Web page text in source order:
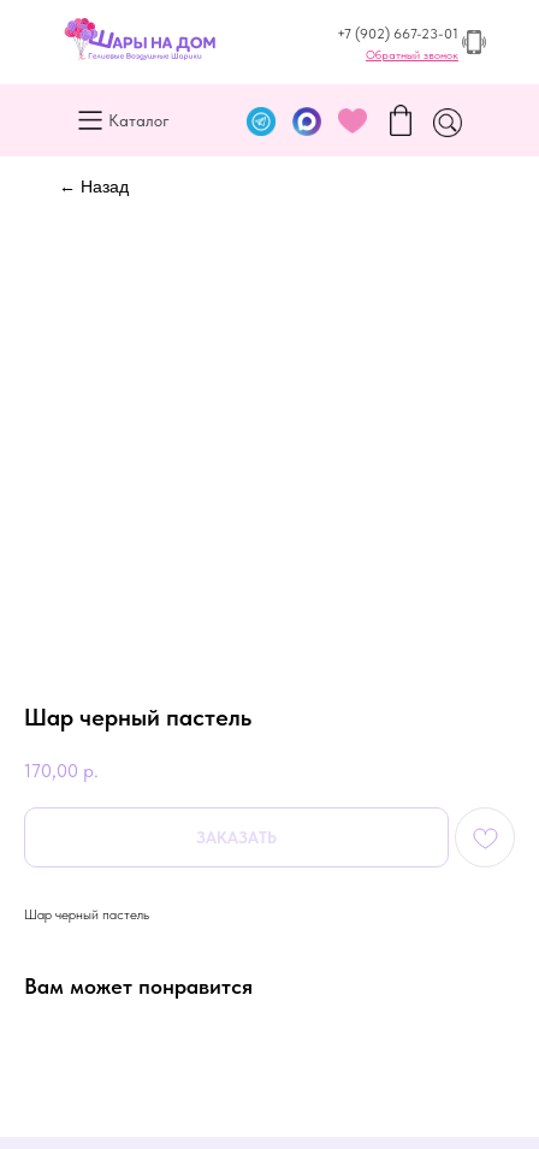
+7 (902) 667-23-01
Обратный звонок
Каталог
← Назад
Шар черный пастель
170,00 р.
ЗАКАЗАТЬ
Шар черный пастель
Вам может понравится